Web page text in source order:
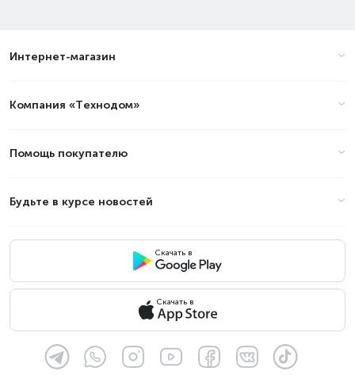
предложения: Супер цена в
2026)
Интернет-магазин
Компания «Технодом»
Помощь покупателю
Будьте в курсе новостей
Скачать в
Скачать в